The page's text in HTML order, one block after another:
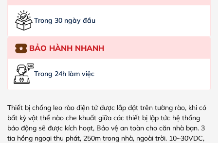
Trong 30 ngày đầu
BẢO HÀNH NHANH
Trong 24h làm việc
Thiết bị chống leo rào điện tử được lắp đặt trên tường rào, khi có
bất kỳ vật thể nào che khuất giữa các thiết bị lập tức hệ thống
báo động sẽ được kích hoạt, Bảo vệ an toàn cho căn nhà bạn. 3
tia hồng ngoại thu phát, 250m trong nhà, ngoài trời. 10~30VDC,